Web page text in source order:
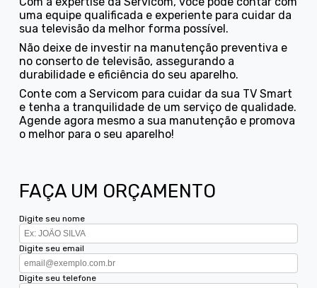
uma equipe qualificada e experiente para cuidar da
sua televisão da melhor forma possível.
Não deixe de investir na manutenção preventiva e
no conserto de televisão, assegurando a
durabilidade e eficiência do seu aparelho.
Conte com a Servicom para cuidar da sua TV Smart
e tenha a tranquilidade de um serviço de qualidade.
Agende agora mesmo a sua manutenção e promova
o melhor para o seu aparelho!
FAÇA UM ORÇAMENTO
Digite seu nome
Digite seu email
Digite seu telefone